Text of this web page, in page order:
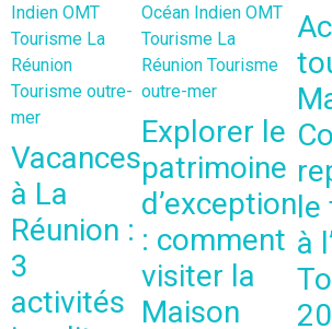
Indien OMT
Tourisme La
Réunion
Tourisme outre-
mer
Vacances
à La
Réunion :
3
activités
Océan Indien OMT
Tourisme La
Réunion Tourisme
outre-mer
Explorer le
patrimoine
d’exception
: comment
visiter la
Maison
le
à